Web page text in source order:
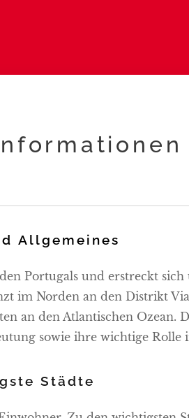
Allgemeines
Portugals und erstreckt sich
im Norden an den Distrikt
an den Atlantischen Ozean.
sowie ihre wichtige Rolle
Städte